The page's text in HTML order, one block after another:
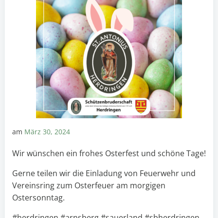
am März 30, 2024
Wir wünschen ein frohes Osterfest und schöne Tage!
Gerne teilen wir die Einladung von Feuerwehr und
Vereinsring zum Osterfeuer am morgigen
Ostersonntag.